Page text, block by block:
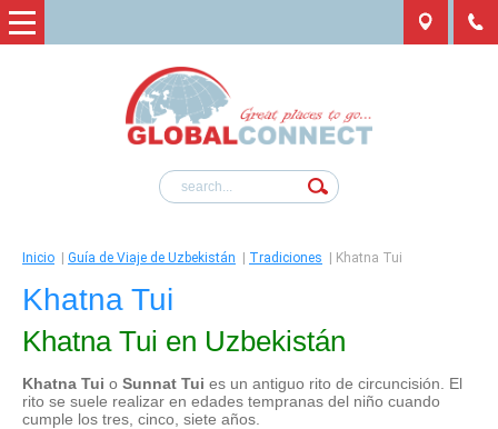
Inicio Guía de Viaje de Uzbekistán Tradiciones Khatna Tui
Khatna Tui
Khatna Tui en Uzbekistán
Khatna Tui o Sunnat Tui es un antiguo rito de circuncisión. El
rito se suele realizar en edades tempranas del niño cuando
cumple los tres, cinco, siete años.